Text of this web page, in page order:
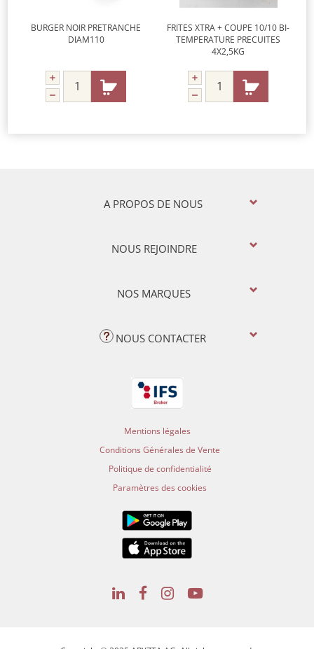
BURGER NOIR PRETRANCHE
DIAM110
FRITES XTRA + COUPE 10/10 BI-
TEMPERATURE PRECUITES
4X2,5KG
A PROPOS DE NOUS
NOUS REJOINDRE
NOS MARQUES
NOUS CONTACTER
Mentions légales
Conditions Générales de Vente
Politique de confidentialité
Paramètres des cookies